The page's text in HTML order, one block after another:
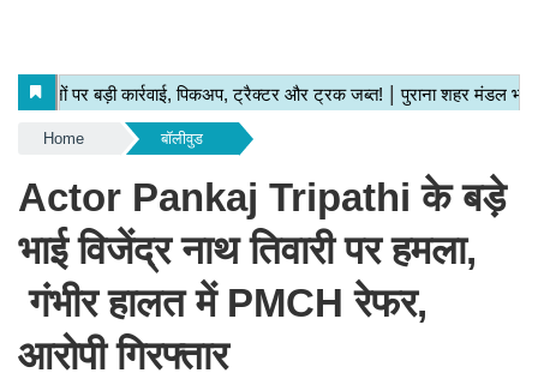
Home बॉलीवुड
Actor Pankaj Tripathi के बड़े
भाई विजेंद्र नाथ तिवारी पर हमला,
गंभीर हालत में PMCH रेफर,
आरोपी गिरफ्तार